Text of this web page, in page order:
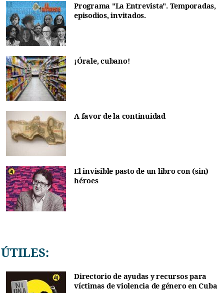
Programa "La Entrevista". Temporadas,
episodios, invitados.
¡Órale, cubano!
A favor de la continuidad
El invisible pasto de un libro con (sin)
héroes
ÚTILES:
Directorio de ayudas y recursos para
víctimas de violencia de género en Cuba